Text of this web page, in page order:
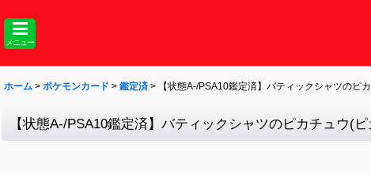
メニュー
ホーム > ポケモンカード > 鑑定済 > 【状態A-/PSA10鑑定済】バティックシャツのピ
【状態A-/PSA10鑑定済】バティックシャツのピカチュウ(